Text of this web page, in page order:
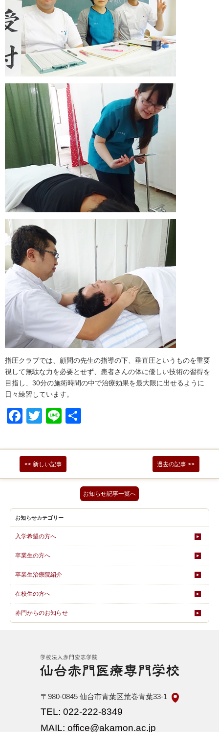
指圧クラブでは、顧問の先生の指導の下、垂直圧というものを重要
視して無駄な力を必要とせず、患者さんの体に優しい技術の習得を
目指し、30分の施術時間の中で治療効果を最大限に出せるように
日々練習しています。
Facebook
Twitter
Line
過去の記事 >>
<< 新しい記事
お知らせ記事一覧へ
お知らせカテゴリー
入学希望の方へ
卒業生の方へ
卒業生治療院紹介
在校生の方へ
赤門からのお知らせ
〒980-0845 仙台市青葉区荒巻青葉33-1
TEL: 022-222-8349
MAIL: office@akamon.ac.jp